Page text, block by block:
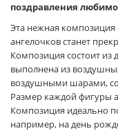
поздравления
Эта нежная
ангелочков станет
Композиция состоит из
выполнена из
воздушными шарами,
Размер каждой фигуры
Композиция идеально
например, на день